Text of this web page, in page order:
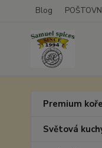
Blog
Premium
Světová